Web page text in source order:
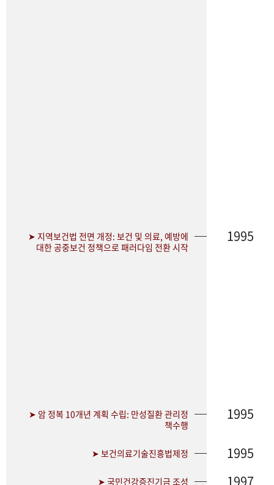
➤ 지역보건법 전면 개정: 보건 및 의료, 예방에
대한 공중보건 정책으로 패러다임 전환 시작
1995
➤ 암 정복 10개년 계획 수립: 만성질환 관리정
책수행
1995
➤ 보건의료기술진흥법제정 1995
➤ 국민건강증진기금 조성 1997